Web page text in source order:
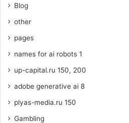
Blog
other
pages
names for ai robots 1
up-capital.ru 150, 200
adobe generative ai 8
plyas-media.ru 150
Gambling